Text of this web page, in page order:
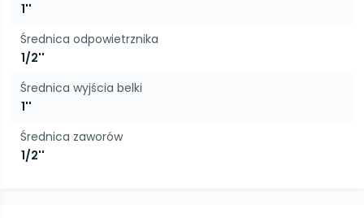
1''
Średnica odpowietrznika
1/2''
Średnica wyjścia belki
1''
Średnica zaworów
1/2''